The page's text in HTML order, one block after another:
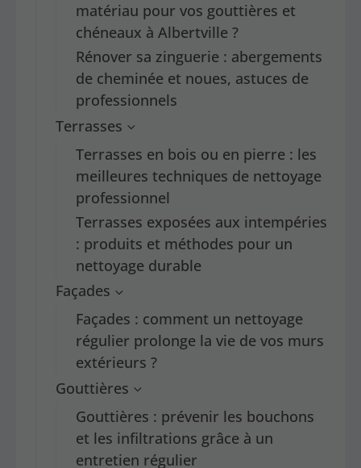
matériau pour vos gouttières et
chéneaux à Albertville ?
Rénover sa zinguerie : abergements
de cheminée et noues, astuces de
professionnels
Terrasses
Terrasses en bois ou en pierre : les
meilleures techniques de nettoyage
professionnel
Terrasses exposées aux intempéries
: produits et méthodes pour un
nettoyage durable
Façades
Façades : comment un nettoyage
régulier prolonge la vie de vos murs
extérieurs ?
Gouttières
Gouttières : prévenir les bouchons
et les infiltrations grâce à un
entretien régulier